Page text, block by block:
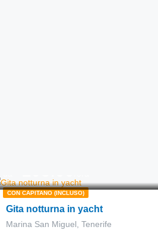
CON CAPITANO (INCLUSO)
Gita notturna in yacht
Marina San Miguel, Tenerife